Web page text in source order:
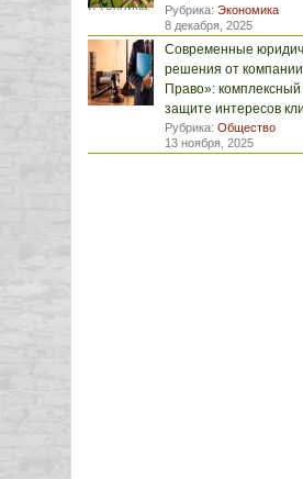
Рубрика: Экономика
8 декабря, 2025
Современные
решения от
Право»: комплексный
защите интересов
Рубрика: Общество
13 ноября, 2025